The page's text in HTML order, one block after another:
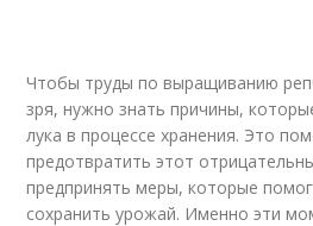
Чтобы труды по выращиванию
зря, нужно знать причины,
лука в процессе хранения. Это
предотвратить этот
предпринять меры, которые
сохранить урожай. Именно эти